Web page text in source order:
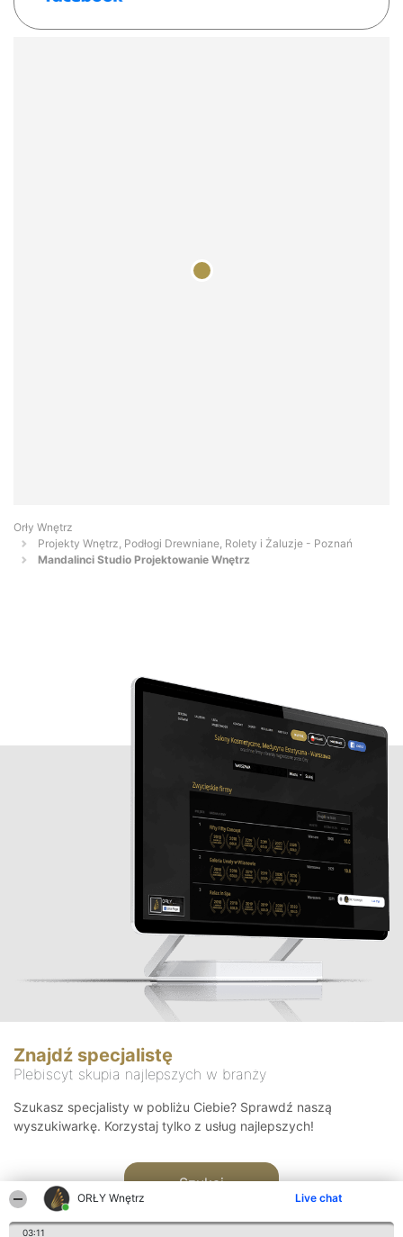
ORŁY Wnętrz Live chat
03:11
Orły Wnętrz
Projekty Wnętrz, Podłogi Drewniane, Rolety i Żaluzje - Poznań
Mandalinci Studio Projektowanie Wnętrz
Znajdź specjalistę
Plebiscyt skupia najlepszych w branży
Szukasz specjalisty w pobliżu Ciebie? Sprawdź naszą
wyszukiwarkę. Korzystaj tylko z usług najlepszych!
Szukaj